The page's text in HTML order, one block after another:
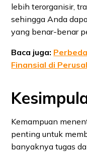
lebih terorganisir,
sehingga Anda
yang benar-benar
Baca juga:
Finansial di
Kemampuan
penting untuk
banyaknya tugas